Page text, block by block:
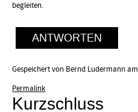
begleiten.
ANTWORTEN
Gespeichert von Bernd Ludermann
Permalink
Kurzschluss